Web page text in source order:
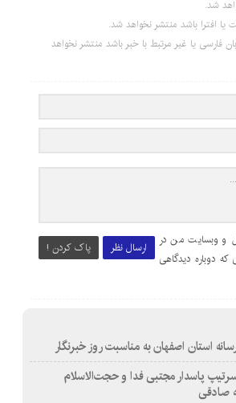
شد.
یا افترا باشد منتشر نخواهد شد.
فارسی یا غیر مرتبط با خبر باشد منتشر نخواهد
ارسال نظر پاک کردن !
و وبسایت من در
که دوباره دیدگاهی
استان اصفهان به مناسبت روز خبرنگار
پاسدار مجتبی فدا و حجت‌الاسلام
صادقی